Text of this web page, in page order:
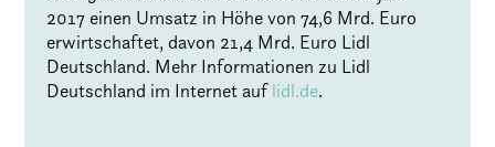
2017 einen Umsatz in Höhe von 74,6 Mrd. Euro
erwirtschaftet, davon 21,4 Mrd. Euro Lidl
Deutschland. Mehr Informationen zu Lidl
Deutschland im Internet auf lidl.de.